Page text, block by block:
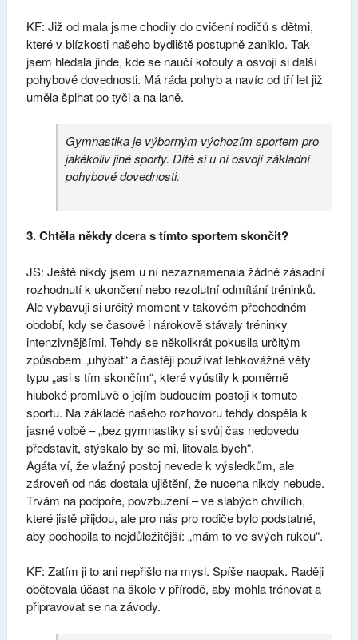
KF: Již od mala jsme chodily do cvičení rodičů s dětmi,
které v blízkosti našeho bydliště postupně zaniklo. Tak
jsem hledala jinde, kde se naučí kotouly a osvojí si další
pohybové dovednosti. Má ráda pohyb a navíc od tří let již
uměla šplhat po tyči a na laně.
Gymnastika je výborným výchozím sportem pro
jakékoliv jiné sporty. Dítě si u ní osvojí základní
pohybové dovednosti.
3. Chtěla někdy dcera s tímto sportem skončit?
JS: Ještě nikdy jsem u ní nezaznamenala žádné zásadní
rozhodnutí k ukončení nebo rezolutní odmítání tréninků.
Ale vybavuji si určitý moment v takovém přechodném
období, kdy se časově i nárokově stávaly tréninky
intenzivnějšími. Tehdy se několikrát pokusila určitým
způsobem „uhýbat“ a častěji používat lehkovážné věty
typu „asi s tím skončím“, které vyústily k poměrně
hluboké promluvě o jejím budoucím postoji k tomuto
sportu. Na základě našeho rozhovoru tehdy dospěla k
jasné volbě – „bez gymnastiky si svůj čas nedovedu
představit, stýskalo by se mi, litovala bych“.
Agáta ví, že vlažný postoj nevede k výsledkům, ale
zároveň od nás dostala ujištění, že nucena nikdy nebude.
Trvám na podpoře, povzbuzení – ve slabých chvílích,
které jistě přijdou, ale pro nás pro rodiče bylo podstatné,
aby pochopila to nejdůležitější: „mám to ve svých rukou“.
KF: Zatím ji to ani nepřišlo na mysl. Spíše naopak. Raději
obětovala účast na škole v přírodě, aby mohla trénovat a
připravovat se na závody.